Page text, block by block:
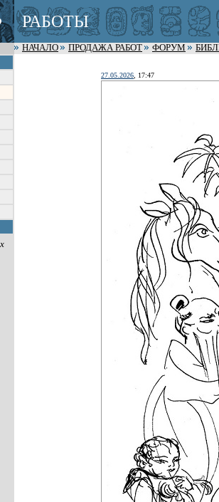
РАБОТЫ
НАЧАЛО ПРОДАЖА РАБОТ ФОРУМ
27.05.2026 , 17:47